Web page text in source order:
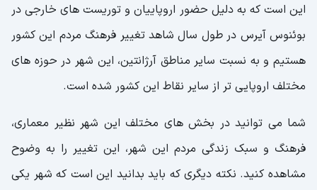
این است که به دلیل حضور اروپاییان و توریست های خارجی در
بوئنوس آیرس در طول سال شاهد تغییر فرهنگ مردم این کشور
هستیم و به نسبت سایر مناطق آرژانتین، این شهر در حوزه های
مختلف اروپایی تر از سایر نقاط این کشور شده است.
شما می توانید در بخش های مختلف این شهر نظیر معماری،
فرهنگ و سبک زندگی مردم این شهر، این تغییر را به وضوح
مشاهده کنید. نکته دیگری که باید بدانید این است که شهر یکی